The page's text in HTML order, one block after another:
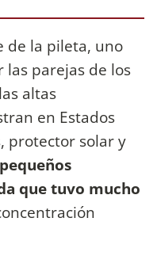
de la pileta, uno
las parejas de los
altas
en Estados
protector solar y
que tuvo mucho